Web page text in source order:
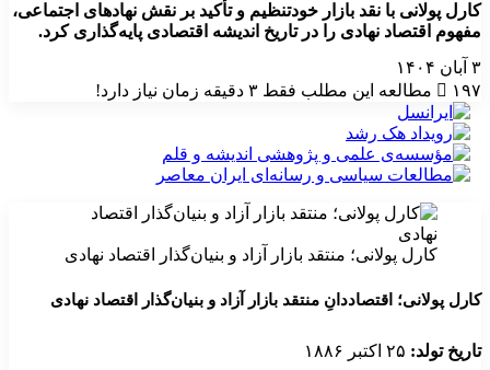
کارل پولانی با نقد بازار خودتنظیم و تأکید بر نقش نهادهای اجتماعی،
مفهوم اقتصاد نهادی را در تاریخ اندیشه اقتصادی پایه‌گذاری کرد.
۳ آبان ۱۴۰۴
۱۹۷
مطالعه این مطلب فقط ۳ دقیقه زمان نیاز دارد!
کارل پولانی؛ منتقد بازار آزاد و بنیان‌گذار اقتصاد نهادی
کارل پولانی؛ اقتصاددانِ منتقد بازار آزاد و بنیان‌گذار اقتصاد نهادی
تاریخ تولد: